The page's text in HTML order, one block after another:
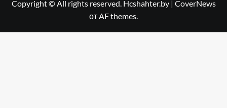
Copyright © All rights reserved. Hcshahter.by | CoverNews
от AF themes.